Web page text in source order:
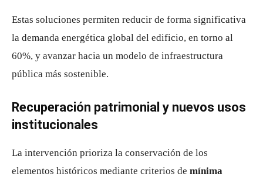
Estas soluciones permiten reducir de forma significativa
la demanda energética global del edificio, en torno al
60%, y avanzar hacia un modelo de infraestructura
pública más sostenible.
Recuperación patrimonial y nuevos usos
institucionales
La intervención prioriza la conservación de los
elementos históricos mediante criterios de mínima